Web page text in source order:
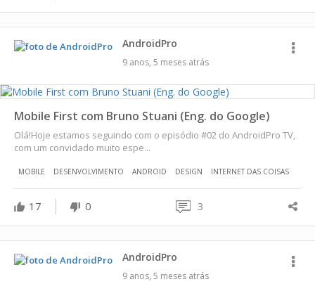
AndroidPro
9 anos, 5 meses atrás
Mobile First com Bruno Stuani (Eng. do Google)
Olá!Hoje estamos seguindo com o episódio #02 do AndroidPro TV,
com um convidado muito espe...
MOBILE DESENVOLVIMENTO ANDROID DESIGN INTERNET DAS COISAS
17 0 3
AndroidPro
9 anos, 5 meses atrás